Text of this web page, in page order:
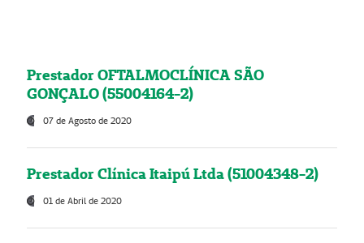
Prestador OFTALMOCLÍNICA SÃO
GONÇALO (55004164-2)
07 de Agosto de 2020
Prestador Clínica Itaipú Ltda (51004348-2)
01 de Abril de 2020